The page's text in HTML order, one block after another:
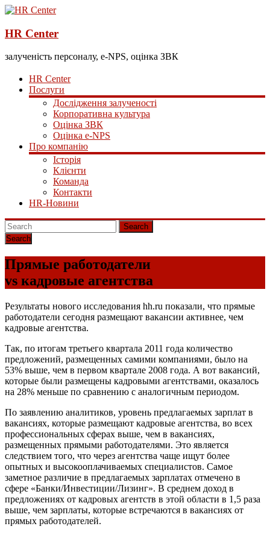
HR Center
залученість персоналу, e-NPS, оцінка ЗВК
HR Center
Послуги
Дослідження залученості
Корпоративна культура
Оцінка ЗВК
Оцінка e-NPS
Про компанію
Історія
Клієнти
Команда
Контакти
HR-Новини
Search
Прямые работодатели
vs кадровые агентства
Результаты нового исследования hh.ru показали, что прямые
работодатели сегодня размещают вакансии активнее, чем
кадровые агентства.
Так, по итогам третьего квартала 2011 года количество
предложений, размещенных самими компаниями, было на
53% выше, чем в первом квартале 2008 года. А вот вакансий,
которые были размещены кадровыми агентствами, оказалось
на 28% меньше по сравнению с аналогичным периодом.
По заявлению аналитиков, уровень предлагаемых зарплат в
вакансиях, которые размещают кадровые агентства, во всех
профессиональных сферах выше, чем в вакансиях,
размещенных прямыми работодателями. Это является
следствием того, что через агентства чаще ищут более
опытных и высокооплачиваемых специалистов. Самое
заметное различие в предлагаемых зарплатах отмечено в
сфере «Банки/Инвестиции/Лизинг». В среднем доход в
предложениях от кадровых агентств в этой области в 1,5 раза
выше, чем зарплаты, которые встречаются в вакансиях от
прямых работодателей.